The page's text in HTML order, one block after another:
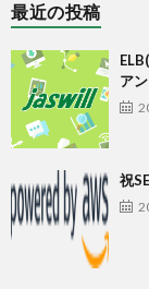
最近の投稿
ア
祝